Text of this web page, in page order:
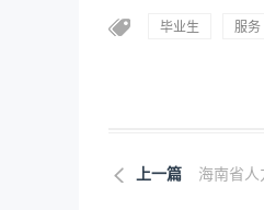
毕业生 服务
上一篇 海南省